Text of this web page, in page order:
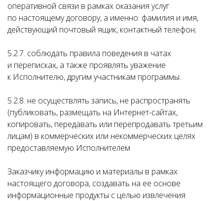
оперативной связи в рамках оказания услуг
по настоящему договору, а именно: фамилия и имя,
действующий почтовый ящик, контактный телефон;
5.2.7. соблюдать правила поведения в чатах
и переписках, а также проявлять уважение
к Исполнителю, другим участникам программы.
5.2.8. не осуществлять запись, не распространять
(публиковать, размещать на Интернет-сайтах,
копировать, передавать или перепродавать третьим
лицам) в коммерческих или некоммерческих целях
предоставляемую Исполнителем
Заказчику информацию и материалы в рамках
настоящего договора, создавать на ее основе
информационные продукты с целью извлечения